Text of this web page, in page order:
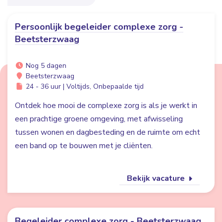
Persoonlijk begeleider complexe zorg -
Beetsterzwaag
Nog 5 dagen
Beetsterzwaag
24 - 36 uur | Voltijds, Onbepaalde tijd
Ontdek hoe mooi de complexe zorg is als je werkt in
een prachtige groene omgeving, met afwisseling
tussen wonen en dagbesteding en de ruimte om echt
een band op te bouwen met je cliënten.
Bekijk vacature